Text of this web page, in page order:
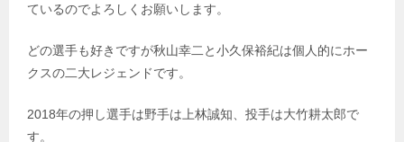
ているのでよろしくお願いします。
どの選手も好きですが秋山幸二と小久保裕紀は個人的にホー
クスの二大レジェンドです。
2018年の押し選手は野手は上林誠知、投手は大竹耕太郎で
す。